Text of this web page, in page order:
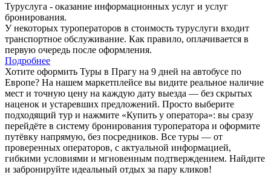
Туруслуга - оказание информационных услуг и услуг
бронирования.
У некоторых туроператоров в стоимость туруслуги входит
транспортное обслуживание. Как правило, оплачивается в
первую очередь после оформления.
Подробнее
Хотите оформить Туры в Прагу на 9 дней на автобусе по
Европе? На нашем маркетплейсе вы видите реальное наличие
мест и точную цену на каждую дату выезда — без скрытых
наценок и устаревших предложений. Просто выберите
подходящий тур и нажмите «Купить у оператора»: вы сразу
перейдёте в систему бронирования туроператора и оформите
путёвку напрямую, без посредников. Все туры — от
проверенных операторов, с актуальной информацией,
гибкими условиями и мгновенным подтверждением. Найдите
и забронируйте идеальный отдых за пару кликов!